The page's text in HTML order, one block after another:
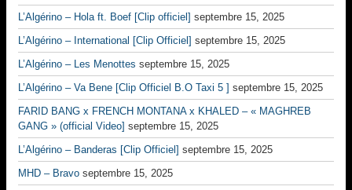
L’Algérino – Hola ft. Boef [Clip officiel] septembre 15, 2025
L’Algérino – International [Clip Officiel] septembre 15, 2025
L’Algérino – Les Menottes septembre 15, 2025
L’Algérino – Va Bene [Clip Officiel B.O Taxi 5 ] septembre 15, 2025
FARID BANG x FRENCH MONTANA x KHALED – « MAGHREB
GANG » (official Video] septembre 15, 2025
L’Algérino – Banderas [Clip Officiel] septembre 15, 2025
MHD – Bravo septembre 15, 2025